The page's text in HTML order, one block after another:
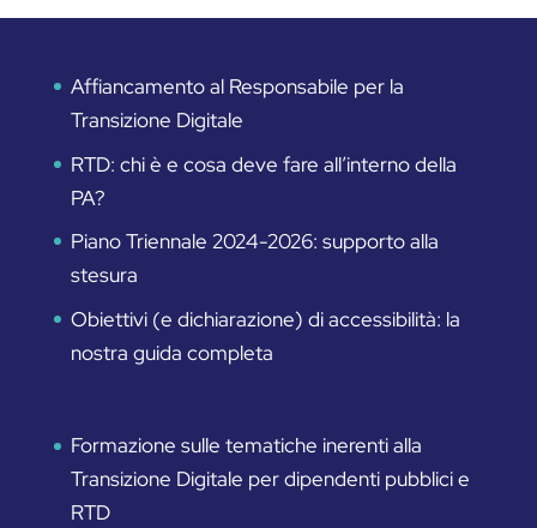
Affiancamento al Responsabile per la
Transizione Digitale
RTD: chi è e cosa deve fare all’interno della
PA?
Piano Triennale 2024-2026: supporto alla
stesura
Obiettivi (e dichiarazione) di accessibilità: la
nostra guida completa
Formazione sulle tematiche inerenti alla
Transizione Digitale per dipendenti pubblici e
RTD